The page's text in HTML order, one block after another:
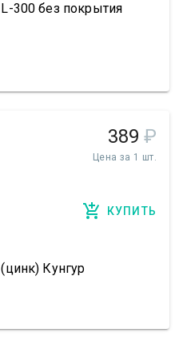
300 без покрытия
389 ₽
Цена за 1 шт.
КУПИТЬ
Кунгур